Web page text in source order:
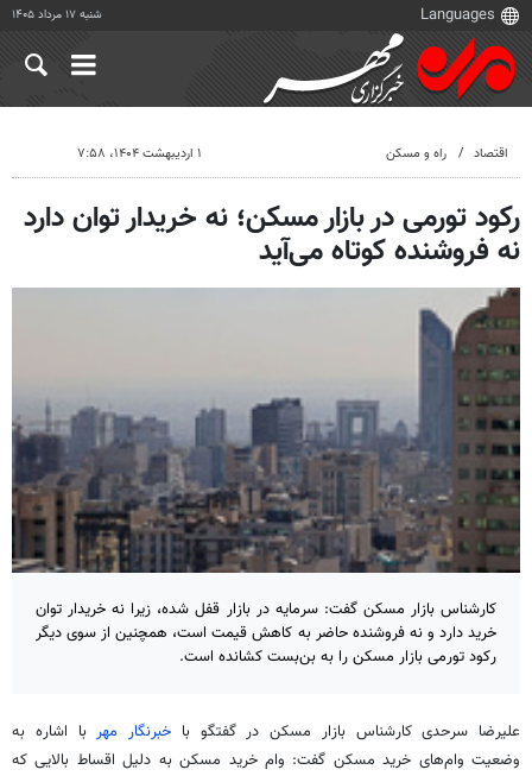
شنبه ۱۷ مرداد ۱۴۰۵
اقتصاد راه و مسکن ۱ اردیبهشت ۱۴۰۴، ۷:۵۸
رکود تورمی در بازار مسکن؛ نه خریدار توان دارد
نه فروشنده کوتاه می‌آید
کارشناس بازار مسکن گفت: سرمایه در بازار قفل شده، زیرا نه خریدار توان
خرید دارد و نه فروشنده حاضر به کاهش قیمت است، همچنین از سوی دیگر
رکود تورمی بازار مسکن را به بن‌بست کشانده است.
علیرضا سرحدی کارشناس بازار مسکن در گفتگو با خبرنگار مهربا اشاره به
وضعیت وام‌های خرید مسکن گفت: وام خرید مسکن به دلیل اقساط بالایی که